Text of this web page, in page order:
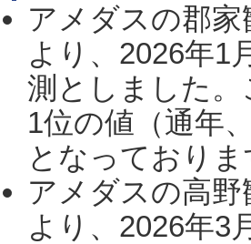
アメダスの郡
より、2026年1
測としました。
1位の値（通年
となっており
アメダスの高
より、2026年3